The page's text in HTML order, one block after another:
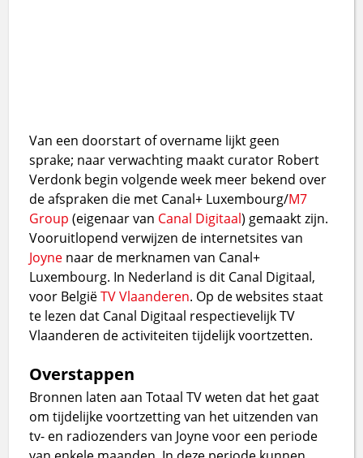
Van een doorstart of overname lijkt geen
sprake; naar verwachting maakt curator Robert
Verdonk begin volgende week meer bekend over
de afspraken die met Canal+ Luxembourg/M7
Group (eigenaar van Canal Digitaal) gemaakt zijn.
Vooruitlopend verwijzen de internetsites van
Joyne naar de merknamen van Canal+
Luxembourg. In Nederland is dit Canal Digitaal,
voor BelgiëTV Vlaanderen. Op de websites staat
te lezen dat Canal Digitaal respectievelijk TV
Vlaanderen de activiteiten tijdelijk voortzetten.
Overstappen
Bronnen laten aan Totaal TV weten dat het gaat
om tijdelijke voortzetting van het uitzenden van
tv- en radiozenders van Joyne voor een periode